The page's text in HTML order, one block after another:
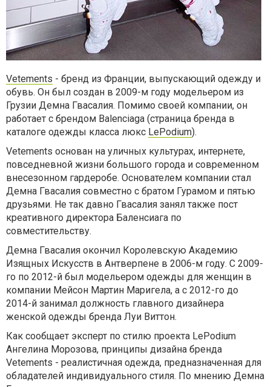
Vetements - бренд из Франции, выпускающий одежду и
обувь. Он был создан в 2009-м году модельером из
Грузии Демна Гвасалия. Помимо своей компании, он
работает с брендом Balenciaga (страница бренда в
каталоге одежды класса люкс LePodium).
Vetements основан на уличных культурах, интернете,
повседневной жизни большого города и современном
внесезонном гардеробе. Основателем компании стал
Демна Гвасалия совместно с братом Гурамом и пятью
друзьями. Не так давно Гвасалия занял также пост
креативного директора Баленсиага по
совместительству.
Демна Гвасалия окончил Королевскую Академию
Изящных Искусств в Антверпене в 2006-м году. С 2009-
го по 2012-й был модельером одежды для женщин в
компании Мейсон Мартин Маригела, а с 2012-го до
2014-й занимал должность главного дизайнера
женской одежды бренда Луи Виттон.
Как сообщает эксперт по стилю проекта LePodium
Ангелина Морозова, принципы дизайна бренда
Vetements - реалистичная одежда, предназначенная для
обладателей индивидуального стиля. По мнению Демна